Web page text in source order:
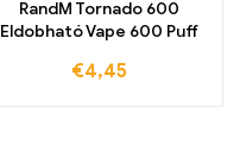
RandM Tornado 600
Eldobható Vape 600 Puff
€4,45